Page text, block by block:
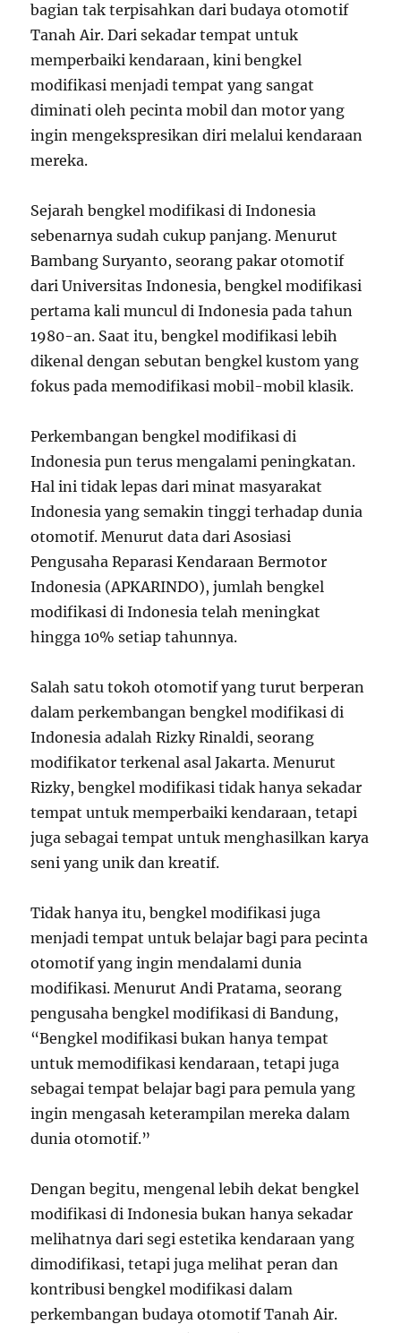
bagian tak terpisahkan dari budaya otomotif
Tanah Air. Dari sekadar tempat untuk
memperbaiki kendaraan, kini bengkel
modifikasi menjadi tempat yang sangat
diminati oleh pecinta mobil dan motor yang
ingin mengekspresikan diri melalui kendaraan
mereka.
Sejarah bengkel modifikasi di Indonesia
sebenarnya sudah cukup panjang. Menurut
Bambang Suryanto, seorang pakar otomotif
dari Universitas Indonesia, bengkel modifikasi
pertama kali muncul di Indonesia pada tahun
1980-an. Saat itu, bengkel modifikasi lebih
dikenal dengan sebutan bengkel kustom yang
fokus pada memodifikasi mobil-mobil klasik.
Perkembangan bengkel modifikasi di
Indonesia pun terus mengalami peningkatan.
Hal ini tidak lepas dari minat masyarakat
Indonesia yang semakin tinggi terhadap dunia
otomotif. Menurut data dari Asosiasi
Pengusaha Reparasi Kendaraan Bermotor
Indonesia (APKARINDO), jumlah bengkel
modifikasi di Indonesia telah meningkat
hingga 10% setiap tahunnya.
Salah satu tokoh otomotif yang turut berperan
dalam perkembangan bengkel modifikasi di
Indonesia adalah Rizky Rinaldi, seorang
modifikator terkenal asal Jakarta. Menurut
Rizky, bengkel modifikasi tidak hanya sekadar
tempat untuk memperbaiki kendaraan, tetapi
juga sebagai tempat untuk menghasilkan karya
seni yang unik dan kreatif.
Tidak hanya itu, bengkel modifikasi juga
menjadi tempat untuk belajar bagi para pecinta
otomotif yang ingin mendalami dunia
modifikasi. Menurut Andi Pratama, seorang
pengusaha bengkel modifikasi di Bandung,
“Bengkel modifikasi bukan hanya tempat
untuk memodifikasi kendaraan, tetapi juga
sebagai tempat belajar bagi para pemula yang
ingin mengasah keterampilan mereka dalam
dunia otomotif.”
Dengan begitu, mengenal lebih dekat bengkel
modifikasi di Indonesia bukan hanya sekadar
melihatnya dari segi estetika kendaraan yang
dimodifikasi, tetapi juga melihat peran dan
kontribusi bengkel modifikasi dalam
perkembangan budaya otomotif Tanah Air.